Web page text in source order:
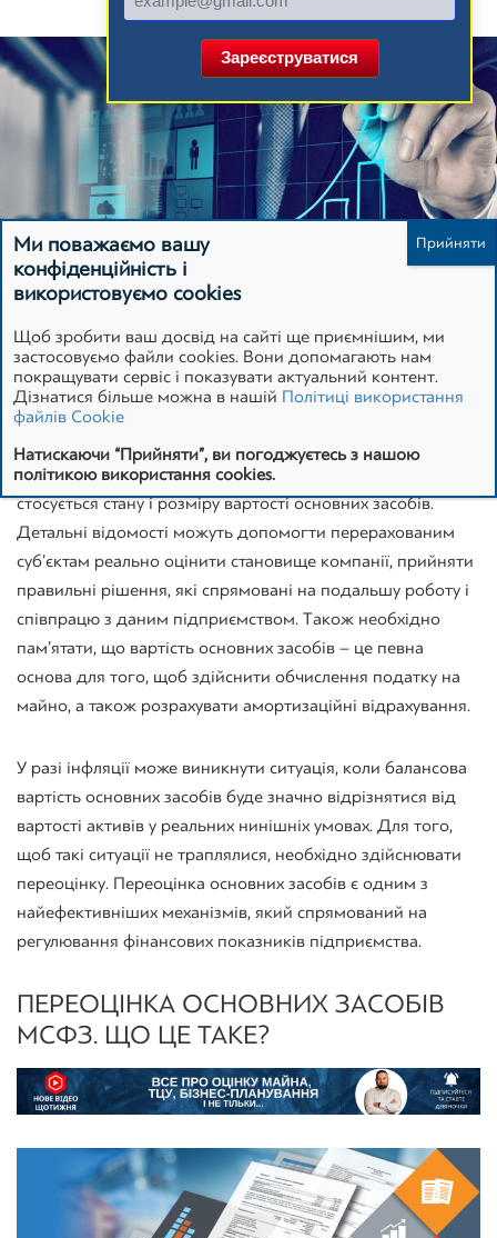
Дуже часто трапляються ситуації, коли більша частина
активів
компанії – це основні засоби (ОС). Тому
власників, засновників, спонсорів хвилює питання, що
стосується стану і розміру вартості основних засобів.
Детальні відомості можуть допомогти перерахованим
суб’єктам реально оцінити становище компанії, прийняти
правильні рішення, які спрямовані на подальшу роботу і
співпрацю з даним підприємством. Також необхідно
пам’ятати, що вартість основних засобів – це певна
основа для того, щоб здійснити обчислення податку на
майно, а також розрахувати амортизаційні відрахування.
У разі інфляції може виникнути ситуація, коли балансова
вартість основних засобів буде значно відрізнятися від
вартості активів у реальних нинішніх умовах. Для того,
щоб такі ситуації не траплялися, необхідно здійснювати
переоцінку. Переоцінка основних засобів є одним з
найефективніших механізмів, який спрямований на
регулювання фінансових показників підприємства.
ПЕРЕОЦІНКА ОСНОВНИХ ЗАСОБІВ
МСФЗ. ЩО ЦЕ ТАКЕ?
Ми поважаємо вашу
конфіденційність і
використовуємо cookies
Щоб зробити ваш досвід на сайті ще приємнішим, ми
застосовуємо файли cookies. Вони допомагають нам
покращувати сервіс і показувати актуальний контент.
Дізнатися більше можна в нашій Політиці використання
файлів Cookie
Натискаючи “Прийняти”, ви погоджуєтесь з нашою
політикою використання cookies.
Зареєструватися